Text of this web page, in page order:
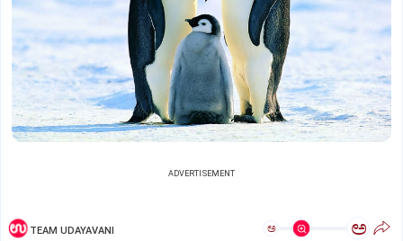
ADVERTISEMENT
TEAM UDAYAVANI ಅ ಅ